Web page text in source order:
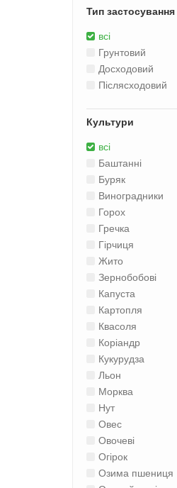
Тип
всі
Грунтовий
Досходовий
Післясходовий
Культури
всі
Баштанні
Буряк
Виноградники
Горох
Гречка
Гірчиця
Жито
Зернобобові
Капуста
Картопля
Квасоля
Коріандр
Кукурудза
Льон
Морква
Нут
Овес
Овочеві
Огірок
Озима пшениця